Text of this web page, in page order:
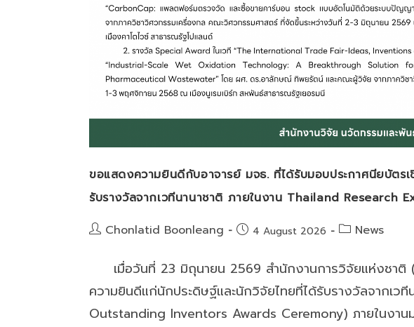
ขอแสดงความยินดีกับอาจารย์ มจธ. ที่ได้รับมอบประกาศนียบัตร
รับรางวัลจากเวทีนานาชาติ ภายในงาน Thailand Research
PostChonlatid Boonleang
Post4 August 2026
PostNews
เมื่อวันที่ 23 มิถุนายน 2569 สำนักงานการวิจัยแห่งชาติ
ความยินดีแก่นักประดิษฐ์และนักวิจัยไทยที่ได้รับรางวัลจากเว
Outstanding Inventors Awards Ceremony) ภายในงา